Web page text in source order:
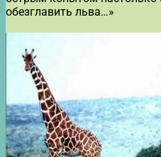
обезглавить льва…»